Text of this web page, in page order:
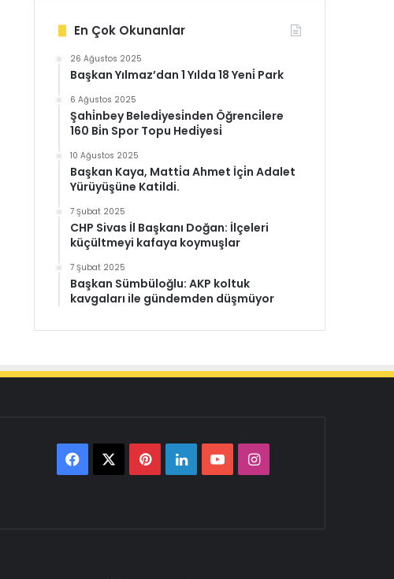
En Çok Okunanlar
26 Ağustos 2025
Başkan Yılmaz’dan 1 Yılda 18 Yeni̇ Park
6 Ağustos 2025
Şahi̇nbey Beledi̇yesi̇nden Öğrenci̇lere
160 Bi̇n Spor Topu Hedi̇yesi̇
10 Ağustos 2025
Başkan Kaya, Matti̇a Ahmet İçi̇n Adalet
Yürüyüşüne Katildi.
7 Şubat 2025
CHP Sivas İl Başkanı Doğan: İlçeleri
küçültmeyi kafaya koymuşlar
7 Şubat 2025
Başkan Sümbüloğlu: AKP koltuk
kavgaları ile gündemden düşmüyor
FacebookPinterest
LinkedInYouTubeInstagram